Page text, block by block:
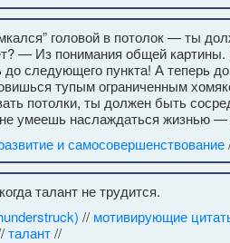
головой в потолок — ты
— Из понимания общей
следующего пункта! А теперь
тупым ограниченным
потолки, ты должен быть
умеешь наслаждаться жизнью —
и самосовершенствование
талант не трудится.
// мотивирующие
талант//